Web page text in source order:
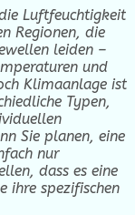
Luftfeuchtigkeit
Regionen, die
leiden –
und
Klimaanlage ist
Typen,
Sie planen, eine
nur
dass es eine
ihre spezifischen